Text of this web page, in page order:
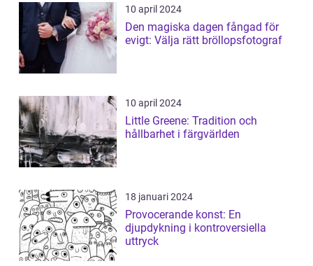
10 april 2024
Den magiska dagen fångad för
evigt: Välja rätt bröllopsfotograf
10 april 2024
Little Greene: Tradition och
hållbarhet i färgvärlden
18 januari 2024
Provocerande konst: En
djupdykning i kontroversiella
uttryck